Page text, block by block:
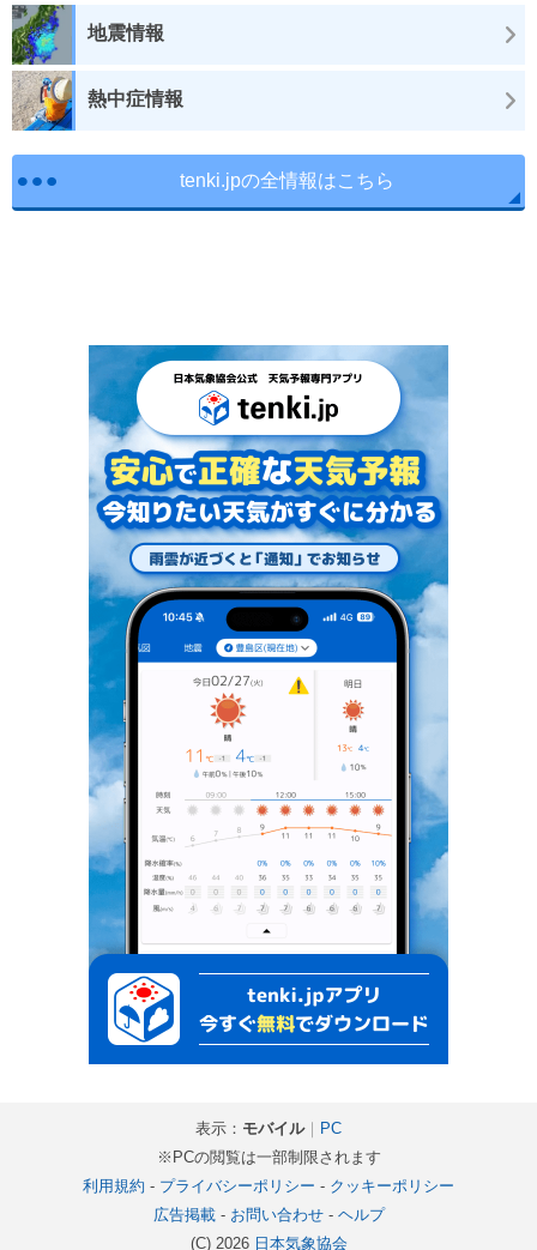
地震情報
熱中症情報
tenki.jpの全情報はこちら
表示： モバイル｜
PC
※PCの閲覧は一部制限されます
利用規約 - プライバシーポリシー - クッキーポリシー
広告掲載- お問い合わせ- ヘルプ
(C) 2026 日本気象協会